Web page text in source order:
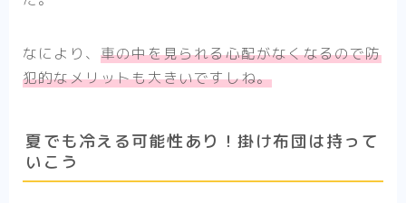
なにより、 車の中を見られる心配がなくなるので防
犯的なメリットも大きいですしね。
夏でも冷える可能性あり！掛け布団は持って
いこう